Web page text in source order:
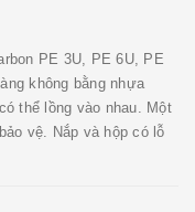
PE 3U, PE 6U, PE
không bằng nhựa
thể lồng vào nhau. Một
vệ. Nắp và hộp có lỗ